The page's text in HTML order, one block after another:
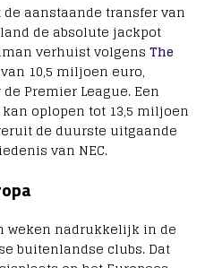
aanstaande transfer van
de absolute jackpot
verhuist volgens The
10,5 miljoen euro,
Premier League. Een
oplopen tot 13,5 miljoen
de duurste uitgaande
van NEC.
weken nadrukkelijk in de
buitenlandse clubs. Dat